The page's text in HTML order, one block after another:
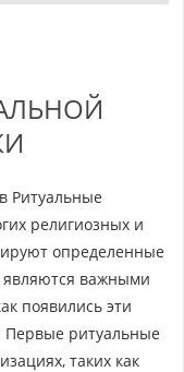
Ритуальные
религиозных и
определенные
являются важными
появились эти
Первые ритуальные
таких как